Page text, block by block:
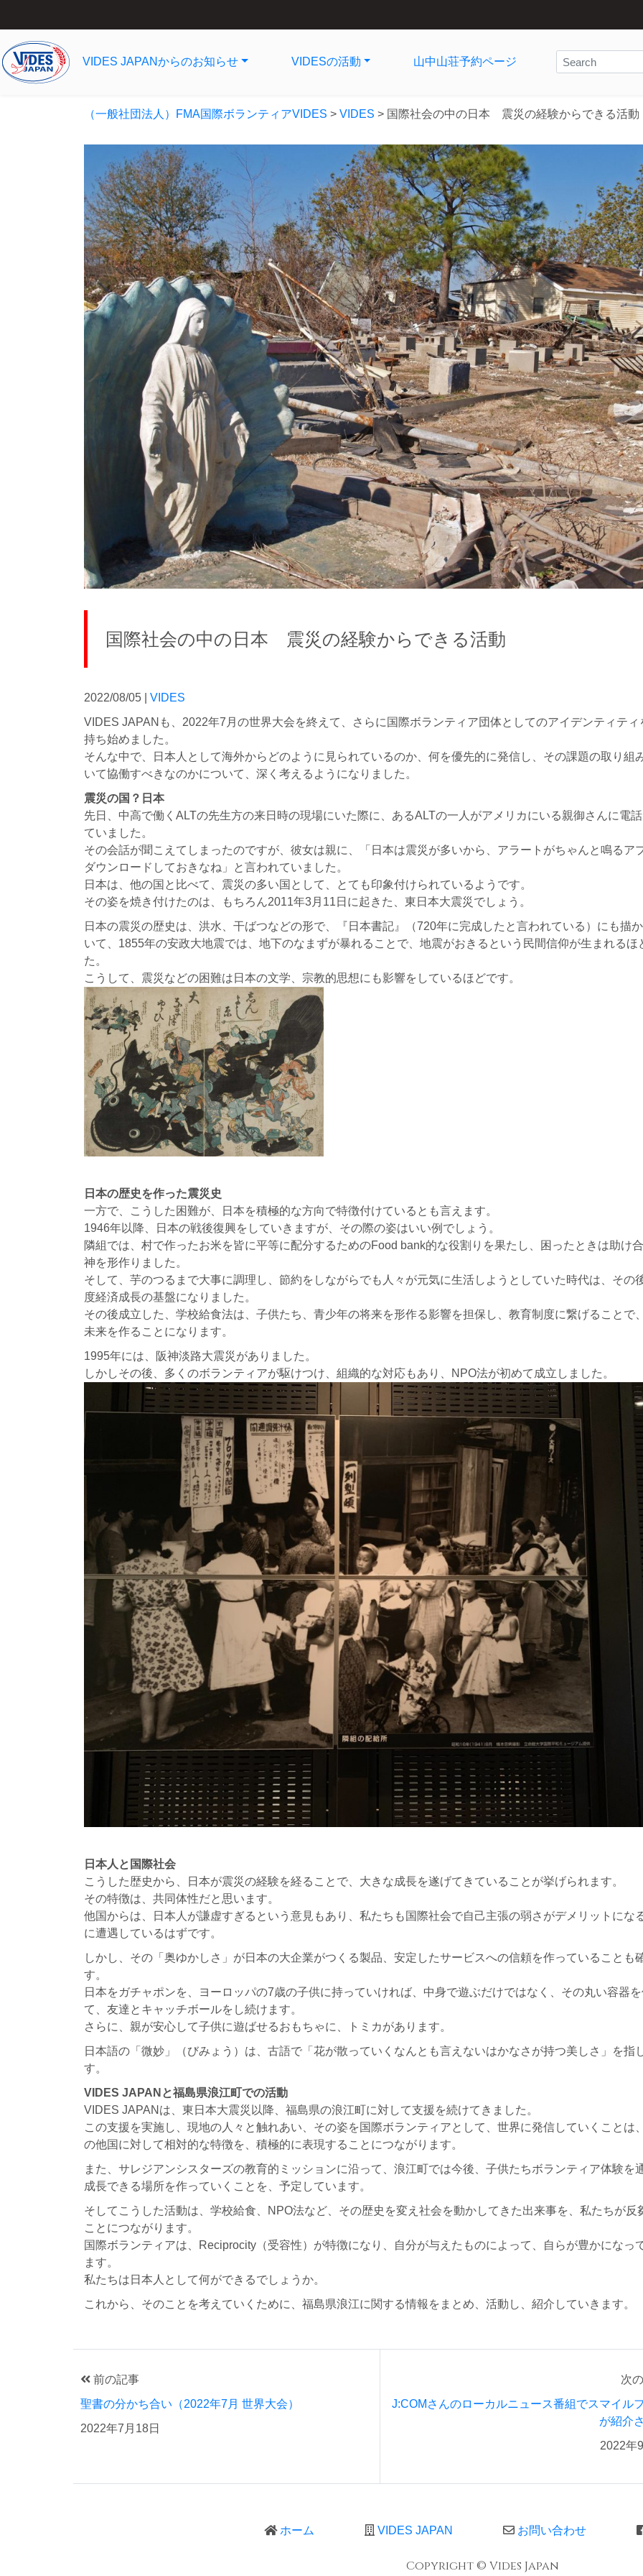
VIDES JAPANからのお知らせ VIDESの活動 山中山荘予約ページ
（一般社団法人）FMA国際ボランティアVIDES > VIDES > 国際社会の中の日本 震災の経験からできる活動
国際社会の中の日本 震災の経験からできる活動
2022/08/05 | VIDES
VIDES JAPANも、2022年7月の世界大会を終えて、さらに国際ボランティア団体としてのアイデンティティ
持ち始めました。
そんな中で、日本人として海外からどのように見られているのか、何を優先的に発信し、その課題の取り組
いて協働すべきなのかについて、深く考えるようになりました。
震災の国？日本
先日、中高で働くALTの先生方の来日時の現場にいた際に、あるALTの一人がアメリカにいる親御さんに電
ていました。
その会話が聞こえてしまったのですが、彼女は親に、「日本は震災が多いから、アラートがちゃんと鳴るア
ダウンロードしておきなね」と言われていました。
日本は、他の国と比べて、震災の多い国として、とても印象付けられているようです。
その姿を焼き付けたのは、もちろん2011年3月11日に起きた、東日本大震災でしょう。
日本の震災の歴史は、洪水、干ばつなどの形で、『日本書記』（720年に完成したと言われている）にも描
いて、1855年の安政大地震では、地下のなまずが暴れることで、地震がおきるという民間信仰が生まれるほ
た。
こうして、震災などの困難は日本の文学、宗教的思想にも影響をしているほどです。
日本の歴史を作った震災史
一方で、こうした困難が、日本を積極的な方向で特徴付けているとも言えます。
1946年以降、日本の戦後復興をしていきますが、その際の姿はいい例でしょう。
隣組では、村で作ったお米を皆に平等に配分するためのFood bank的な役割りを果たし、困ったときは助け
神を形作りました。
そして、芋のつるまで大事に調理し、節約をしながらでも人々が元気に生活しようとしていた時代は、その
度経済成長の基盤になりました。
その後成立した、学校給食法は、子供たち、青少年の将来を形作る影響を担保し、教育制度に繋げることで
未来を作ることになります。
1995年には、阪神淡路大震災がありました。
しかしその後、多くのボランティアが駆けつけ、組織的な対応もあり、NPO法が初めて成立しました。
日本人と国際社会
こうした歴史から、日本が震災の経験を経ることで、大きな成長を遂げてきていることが挙げられます。
その特徴は、共同体性だと思います。
他国からは、日本人が謙虚すぎるという意見もあり、私たちも国際社会で自己主張の弱さがデメリットにな
に遭遇しているはずです。
しかし、その「奥ゆかしさ」が日本の大企業がつくる製品、安定したサービスへの信頼を作っていることも
す。
日本をガチャポンを、ヨーロッパの7歳の子供に持っていければ、中身で遊ぶだけではなく、その丸い容器
て、友達とキャッチボールをし続けます。
さらに、親が安心して子供に遊ばせるおもちゃに、トミカがあります。
日本語の「微妙」（びみょう）は、古語で「花が散っていくなんとも言えないはかなさが持つ美しさ」を指
す。
VIDES JAPANと福島県浪江町での活動
VIDES JAPANは、東日本大震災以降、福島県の浪江町に対して支援を続けてきました。
この支援を実施し、現地の人々と触れあい、その姿を国際ボランティアとして、世界に発信していくことは
の他国に対して相対的な特徴を、積極的に表現することにつながります。
また、サレジアンシスターズの教育的ミッションに沿って、浪江町では今後、子供たちボランティア体験を
成長できる場所を作っていくことを、予定しています。
そしてこうした活動は、学校給食、NPO法など、その歴史を変え社会を動かしてきた出来事を、私たちが反
ことにつながります。
国際ボランティアは、Reciprocity（受容性）が特徴になり、自分が与えたものによって、自らが豊かになっ
ます。
私たちは日本人として何ができるでしょうか。
これから、そのことを考えていくために、福島県浪江に関する情報をまとめ、活動し、紹介していきます。
前の記事
聖書の分かち合い（2022年7月 世界大会）
2022年7月18日
次
J:COMさんのローカルニュース番組でスマイル
が紹介
2022年
ホーム VIDES JAPAN お問い合わせ
Copyright © Vides Japan